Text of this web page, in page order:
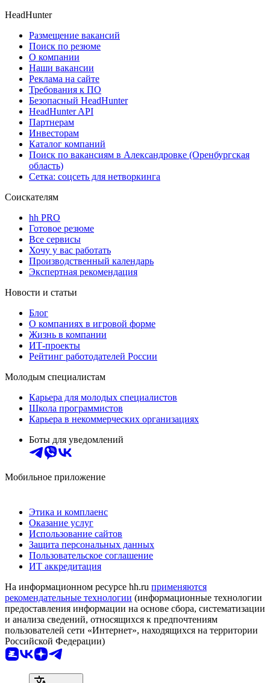
HeadHunter
Размещение вакансий
Поиск по резюме
О компании
Наши вакансии
Реклама на сайте
Требования к ПО
Безопасный HeadHunter
HeadHunter API
Партнерам
Инвесторам
Каталог компаний
Поиск по вакансиям в Александровке (Оренбургская
область)
Сетка: соцсеть для нетворкинга
Соискателям
hh PRO
Готовое резюме
Все сервисы
Хочу у вас работать
Производственный календарь
Экспертная рекомендация
Новости и статьи
Блог
О компаниях в игровой форме
Жизнь в компании
ИТ-проекты
Рейтинг работодателей России
Молодым специалистам
Карьера для молодых специалистов
Школа программистов
Карьера в некоммерческих организациях
Боты для уведомлений
Мобильное приложение
Этика и комплаенс
Оказание услуг
Использование сайтов
Защита персональных данных
Пользовательское соглашение
ИТ аккредитация
На информационном ресурсе hh.ru применяются
рекомендательные технологии (информационные технологии
предоставления информации на основе сбора, систематизации
и анализа сведений, относящихся к предпочтениям
пользователей сети «Интернет», находящихся на территории
Российской Федерации)